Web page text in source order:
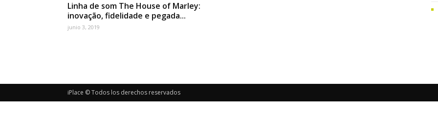
Linha de som The House of Marley:
inovação, fidelidade e pegada...
junio 3, 2019
iPlace © Todos los derechos reservados